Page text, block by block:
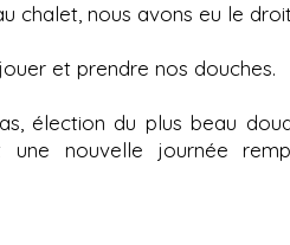
chalet, nous avons eu le
et prendre nos douches.
élection du plus beau
nouvelle journée